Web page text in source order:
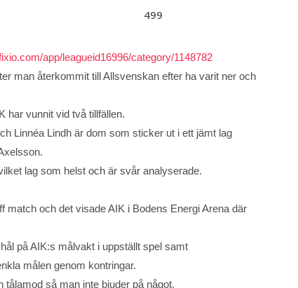
499
app/leagueid16996/category/1148782
man återkommit till Allsvenskan efter ha varit ner och
har vunnit vid två tillfällen.
Linnéa Lindh är dom som sticker ut i ett jämt lag
lag som helst och är svår analyserade.
match och det visade AIK i Bodens Energi Arenadär
på AIK:s målvakt i uppställt spel samt
målen genom kontringar.
så man inte bjuder på något.